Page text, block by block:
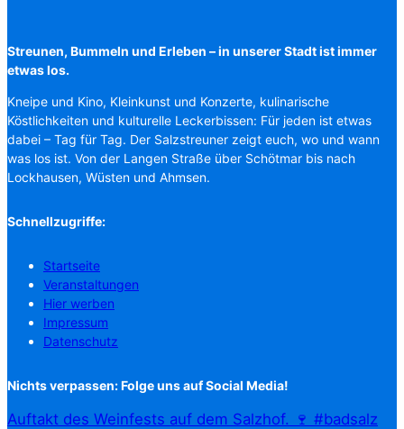
Streunen, Bummeln und Erleben – in unserer Stadt ist immer
etwas los.
Kneipe und Kino, Kleinkunst und Konzerte, kulinarische
Köstlichkeiten und kulturelle Leckerbissen: Für jeden ist etwas
dabei – Tag für Tag. Der Salzstreuner zeigt euch, wo und wann
was los ist. Von der Langen Straße über Schötmar bis nach
Lockhausen, Wüsten und Ahmsen.
Schnellzugriffe:
Startseite
Veranstaltungen
Hier werben
Impressum
Datenschutz
Nichts verpassen: Folge uns auf Social Media!
Auftakt des Weinfests auf dem Salzhof. 🍷 #badsalz